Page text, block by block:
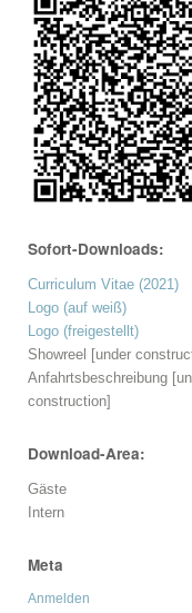
Sofort-Downloads:
Curriculum Vitae (2021)
Logo (auf weiß)
Logo (freigestellt)
Showreel [under
Anfahrtsbeschreibung
construction]
Download-Area:
Gäste
Intern
Meta
Anmelden